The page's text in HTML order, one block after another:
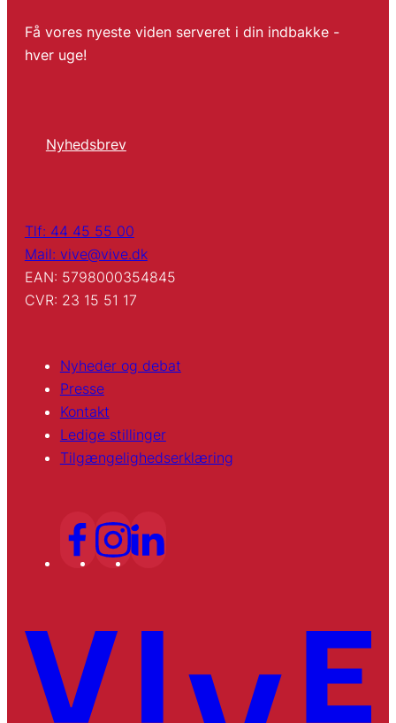
Få vores nyeste viden serveret i din indbakke -
hver uge!
Nyhedsbrev
Tlf: 44 45 55 00
Mail: vive@vive.dk
EAN: 5798000354845
CVR: 23 15 51 17
Nyheder og debat
Presse
Kontakt
Ledige stillinger
Tilgængelighedserklæring